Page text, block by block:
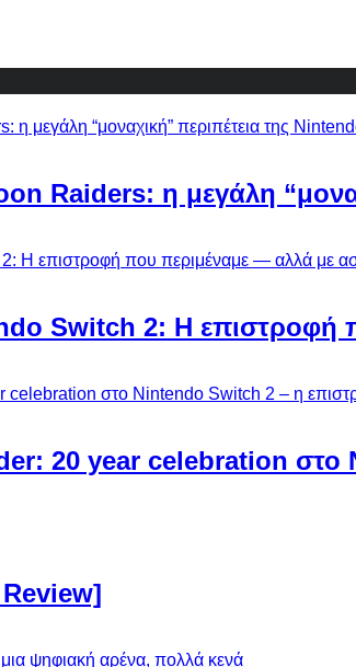
Raiders: η μεγάλη
Switch 2: Η επιστροφή
20 year celebration